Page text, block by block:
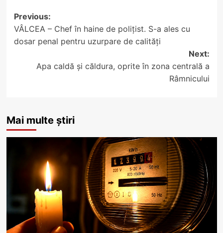
Post
navigation
Previous:
VÂLCEA – Chef în haine de polițist. S-a ales cu
dosar penal pentru uzurpare de calități
Next:
Apa caldă și căldura, oprite în zona centrală a
Râmnicului
Mai multe știri